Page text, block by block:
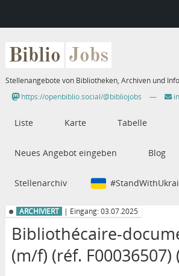
Biblio Jobs
Stellenangebote von Bibliotheken, Archiven und
https://openbiblio.social/@bibliojobs
—
Liste Karte Tabelle
Neues Angebot eingeben Blog
Stellenarchiv
ARCHIVIERT | Eingang: 03.07.2025
Bibliothécaire-
(m/f) (réf. F00036507)